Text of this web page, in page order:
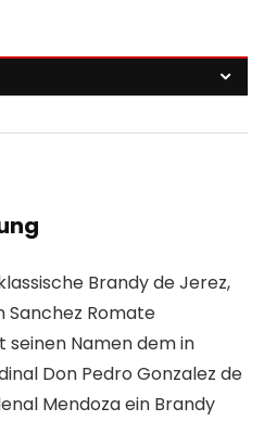
Brandy de Jerez,
Sanchez Romate
Namen dem in
Don Pedro Gonzalez de
Mendoza ein Brandy